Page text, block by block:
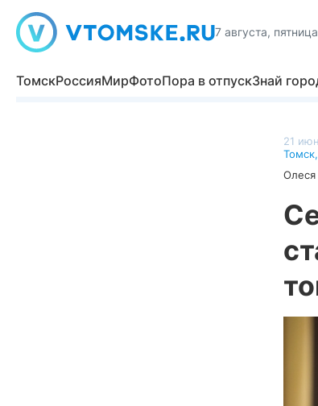
7 августа, пятница
ТомскРоссияМирФотоПора в отпускЗнай
21
Томск,
Олеся